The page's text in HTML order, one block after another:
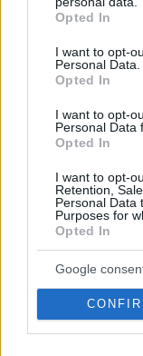
grant or deny
use your data for
consent section.
Opted In
I want to opt-
Personal Data.
Opted In
I want to opt-
Personal Data
Opted In
I want to opt-
Retention,
Personal Data
Purposes for
Opted In
Google